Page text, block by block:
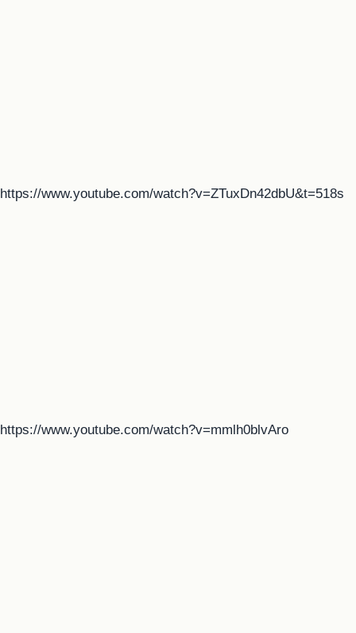
https://www.youtube.com/watch?v=ZTuxDn42dbU&t=518s
https://www.youtube.com/watch?v=mmlh0blvAro